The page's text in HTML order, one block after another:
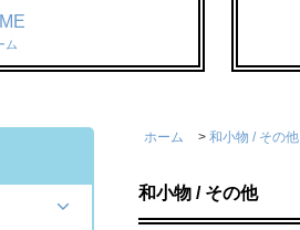
ム
ホーム > 和小物 / その他
和小物 / その他